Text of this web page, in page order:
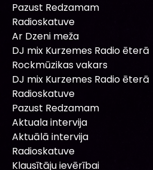
Pazust Redzamam
Radioskatuve
Ar Dzeni meža
DJ mix Kurzemes Radio ēterā
Rockmūzikas vakars
DJ mix Kurzemes Radio ēterā
Radioskatuve
Pazust Redzamam
Aktuala intervija
Aktuālā intervija
Radioskatuve
Klausītāju ievērībai